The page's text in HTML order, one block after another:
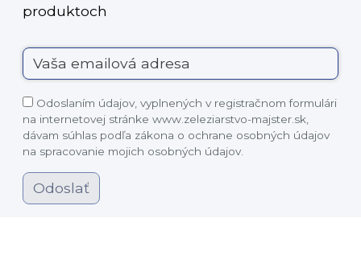
produktoch
Odoslaním údajov, vyplnených v registračnom formulári
na internetovej stránke www.zeleziarstvo-majster.sk,
dávam súhlas podľa zákona o ochrane osobných údajov
na spracovanie mojich osobných údajov.
Odoslať